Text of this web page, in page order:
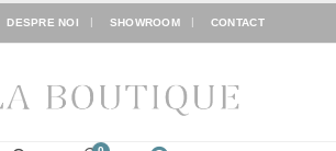
DESPRE NOI SHOWROOM CONTACT